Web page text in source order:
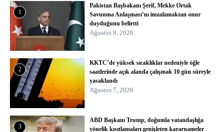
1
Pakistan Başbakanı Şerif, Mekke Ortak
Savunma Anlaşması’nı imzalamaktan onur
duyduğunu belirtti
Ağustos 8, 2026
2
KKTC’de yüksek sıcaklıklar nedeniyle öğle
saatlerinde açık alanda çalışmak 10 gün süreyle
yasaklandı
Ağustos 7, 2026
3
ABD Başkanı Trump, doğumla vatandaşlığa
yönelik kısıtlamaları genişleten kararnameler